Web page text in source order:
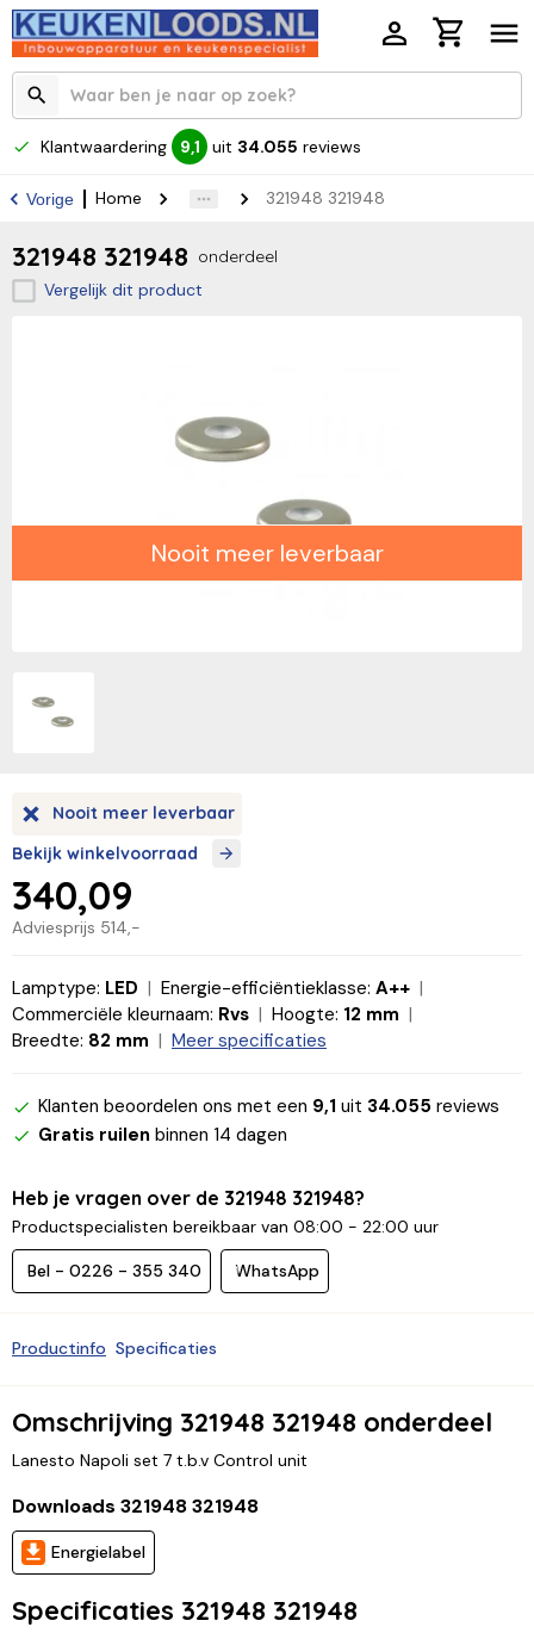
Klantwaardering 9,1 uit 34.055 reviews
Vorige Home 321948 321948
321948 321948 onderdeel
Vergelijk dit product
Nooit meer leverbaar
Nooit meer leverbaar
Bekijk winkelvoorraad
Adviesprijs 514,-
340,09
Lamptype: LED Energie-efficiëntieklasse: A++
Commerciële kleurnaam: Rvs Hoogte: 12 mm
Breedte: 82 mm Meer specificaties
Klanten beoordelen ons met een 9,1 uit 34.055 reviews
Gratis ruilen binnen 14 dagen
Heb je vragen over de 321948 321948?
Productspecialisten bereikbaar van 08:00 - 22:00 uur
Bel - 0226 - 355 340 WhatsApp
Productinfo Specificaties
Omschrijving 321948 321948 onderdeel
Lanesto Napoli set 7 t.b.v Control unit
Downloads 321948 321948
Energielabel
Specificaties 321948 321948